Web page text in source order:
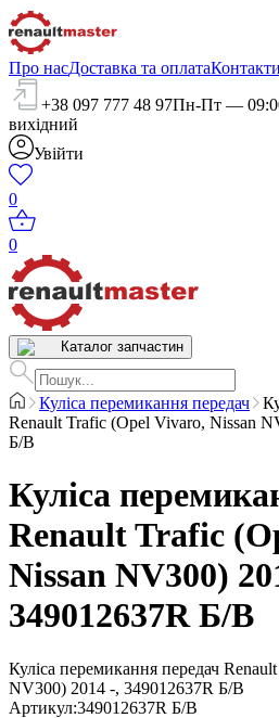
Про насДоставка та оплатаКонтакти
+38 097 777 48 97Пн-Пт —
вихідний
Увійти
0
0
Каталог запчастин
Куліса перемикання передач
Renault Trafic (Opel Vivaro, Nissan
Б/В
Куліса
Renault Trafic
Nissan NV300)
349012637R Б/В
Куліса перемикання передач
NV300) 2014 -, 349012637R Б/В
Артикул:349012637R Б/В